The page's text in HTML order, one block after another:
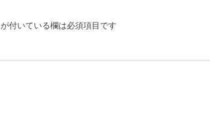
が付いている欄は必須項目です